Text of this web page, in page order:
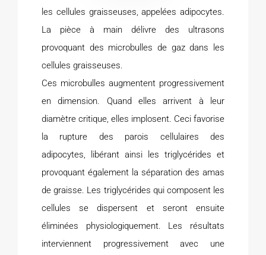
les cellules graisseuses, appelées adipocytes.
La pièce à main délivre des ultrasons
provoquant des microbulles de gaz dans les
cellules graisseuses.
Ces microbulles augmentent progressivement
en dimension. Quand elles arrivent à leur
diamètre critique, elles implosent. Ceci favorise
la rupture des parois cellulaires des
adipocytes, libérant ainsi les triglycérides et
provoquant également la séparation des amas
de graisse. Les triglycérides qui composent les
cellules se dispersent et seront ensuite
éliminées physiologiquement. Les résultats
interviennent progressivement avec une